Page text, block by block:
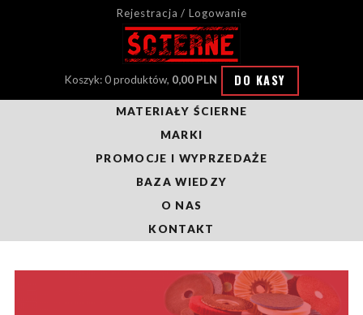
Rejestracja / Logowanie
Koszyk: 0 produktów, 0,00 PLN DO KASY
MATERIAŁY ŚCIERNE
MARKI
PROMOCJE I WYPRZEDAŻE
BAZA WIEDZY
O NAS
KONTAKT